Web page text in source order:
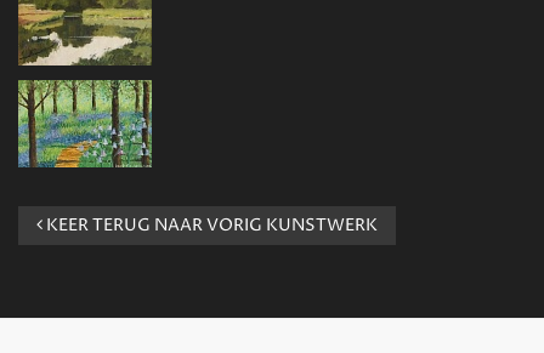
KEER TERUG NAAR VORIG KUNSTWERK